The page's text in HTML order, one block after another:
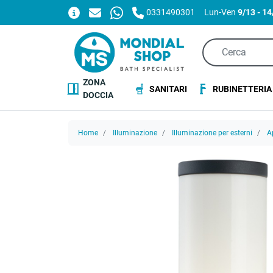
0331490301 Lun-Ven9/13 -
ZONA
DOCCIA
SANITARI RUBINETTERIA
Home Illuminazione Illuminazione per esterni